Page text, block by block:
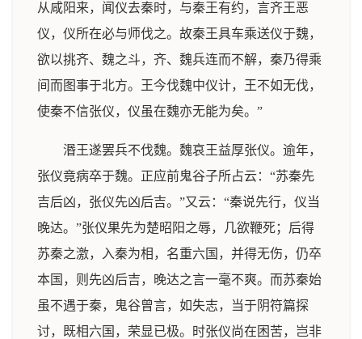
从咸阳来，闻仪去秦时，与秦王有约，言齐王恶
仪，仪所在必与师伐之。故秦王具车乘送仪于魏，
欲以挑齐、魏之斗，齐、魏兵连而不解，秦乃得乘
间而图事于北方。王今伐魏中仪计，王不如无伐，
使秦不信张仪，仪虽在魏亦无能为矣。”
湣王遂罢兵不伐魏。魏哀王益厚张仪。逾年，
张仪竟病卒于魏。正应前鬼谷子所占云：“苏秦先
吉后凶，张仪先凶后吉。”又云：“秦说先行，仪当
晚达。”张仪果先为楚昭阳之辱，几欲鞭死；后得
苏秦之激，入秦为相，名重六国，并得无伤，仍卒
本国，则先凶后吉，晚达之言一毫不爽。而苏秦始
虽不遇于秦，鬼谷曾言，如失志，当于阴符篇探
讨，既相六国，荣显已极。时张仪尚在困苦，岂非